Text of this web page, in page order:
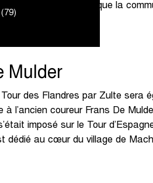
et l’accueil chaleureux que la
Mulder
des Flandres par Zulte sera
à l’ancien coureur Frans De
imposé sur le Tour
dédié au cœur du village de